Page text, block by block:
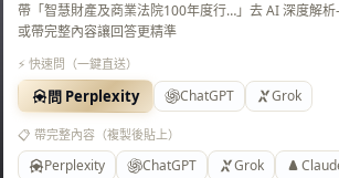
帶「智慧財產及商業法院100年度行…」去 AI 深度解
或帶完整內容讓回答更精準
⚡ 快速問（一鍵直送）
問 Perplexity ChatGPT Grok
📋 帶完整內容（複製後貼上）
Perplexity ChatGPT Grok